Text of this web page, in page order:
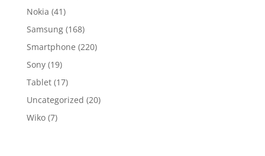
Nokia (41)
Samsung (168)
Smartphone (220)
Sony (19)
Tablet (17)
Uncategorized (20)
Wiko (7)